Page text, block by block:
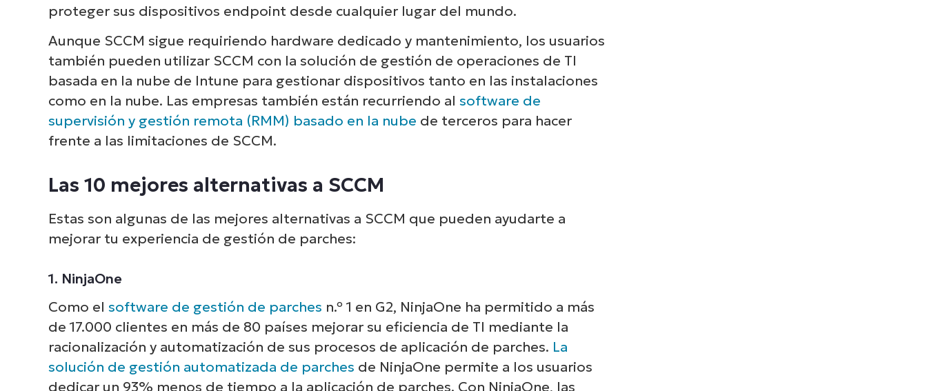
proteger sus dispositivos endpoint desde cualquier lugar del mundo.
Aunque SCCM sigue requiriendo hardware dedicado y mantenimiento, los usuarios
también pueden utilizar SCCM con la solución de gestión de operaciones de TI
basada en la nube de Intune para gestionar dispositivos tanto en las instalaciones
como en la nube. Las empresas también están recurriendo al software de
supervisión y gestión remota (RMM) basado en la nube de terceros para hacer
frente a las limitaciones de SCCM.
Las 10 mejores alternativas a SCCM
Estas son algunas de las mejores alternativas a SCCM que pueden ayudarte a
mejorar tu experiencia de gestión de parches:
1. NinjaOne
Como el software de gestión de parches n.º 1 en G2, NinjaOne ha permitido a más
de 17.000 clientes en más de 80 países mejorar su eficiencia de TI mediante la
racionalización y automatización de sus procesos de aplicación de parches. La
solución de gestión automatizada de parches de NinjaOne permite a los usuarios
dedicar un 93% menos de tiempo a la aplicación de parches. Con NinjaOne, las